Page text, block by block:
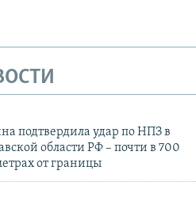
подтвердила удар по НПЗ в
области РФ – почти в 700
от границы